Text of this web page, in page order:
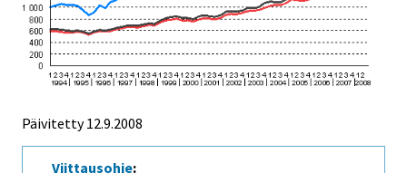
Päivitetty12.9.2008
Viittausohje: